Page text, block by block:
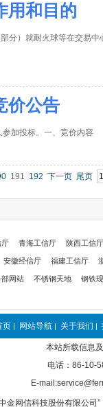
用和目的
分）就耐火球等在交易
价公告
加投标。一、竞价内容
191 192 下一页 尾页
厅 青海工信厅 陕西工信厅
安徽经信厅 福建工信厅
部网站 不锈钢天地 钢铁
页 | 网站导航 | 关于我们 |
本站所载信息
电话：86-10-
E-
金网信科技股份有限公司